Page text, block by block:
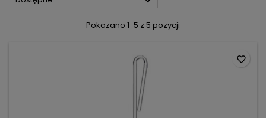
Pokazano 1-5 z 5 pozycji
favorite_border